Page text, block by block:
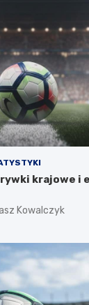
krajowe i
Kowalczyk